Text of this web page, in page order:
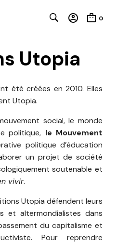
0
Utopia
été créées en 2010. Elles
Utopia.
social, le monde
politique, le Mouvement
politique d’éducation
un projet de société
soutenable et
vivir.
Utopia défendent leurs
et altermondialistes dans
du capitalisme et
Pour reprendre